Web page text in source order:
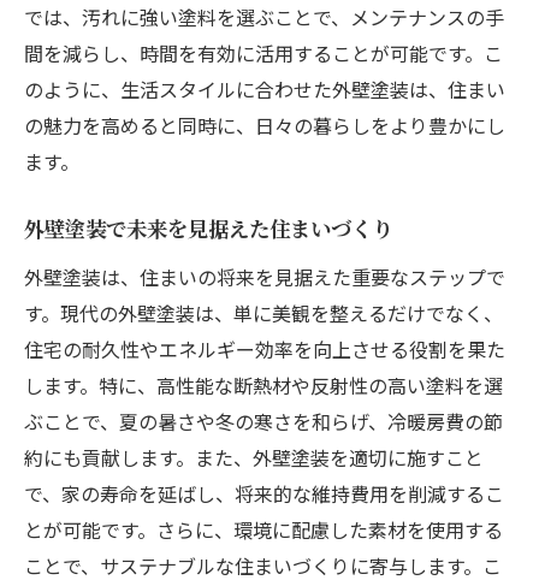
では、汚れに強い塗料を選ぶことで、メンテナンスの手
間を減らし、時間を有効に活用することが可能です。こ
のように、生活スタイルに合わせた外壁塗装は、住まい
の魅力を高めると同時に、日々の暮らしをより豊かにし
ます。
外壁塗装で未来を見据えた住まいづくり
外壁塗装は、住まいの将来を見据えた重要なステップで
す。現代の外壁塗装は、単に美観を整えるだけでなく、
住宅の耐久性やエネルギー効率を向上させる役割を果た
します。特に、高性能な断熱材や反射性の高い塗料を選
ぶことで、夏の暑さや冬の寒さを和らげ、冷暖房費の節
約にも貢献します。また、外壁塗装を適切に施すこと
で、家の寿命を延ばし、将来的な維持費用を削減するこ
とが可能です。さらに、環境に配慮した素材を使用する
ことで、サステナブルな住まいづくりに寄与します。こ